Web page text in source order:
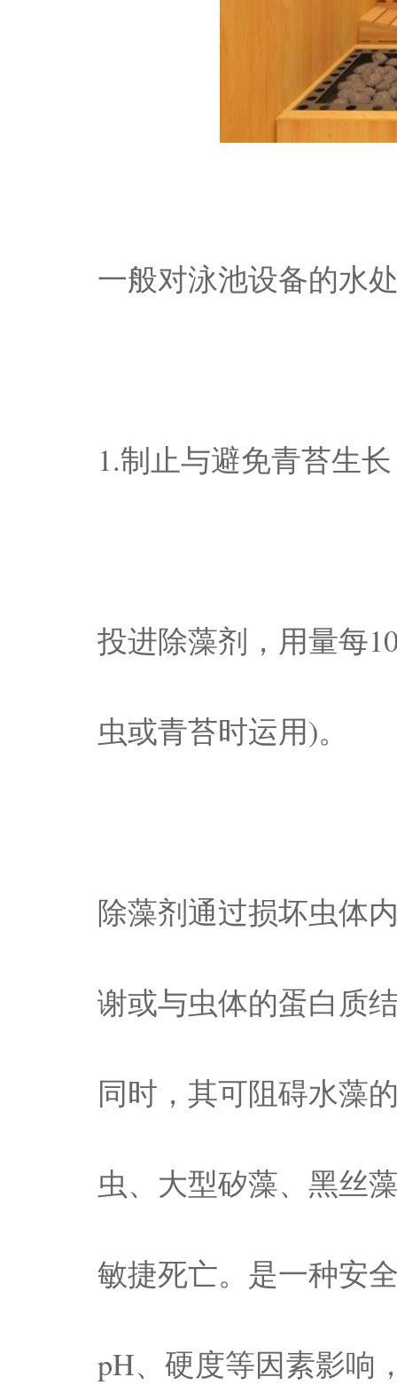
一般对泳池设备的水
1.制止与避免青苔生长
投进除藻剂，用量每
虫或青苔时运用)。
除藻剂通过损坏虫体
谢或与虫体的蛋白质
同时，其可阻碍水藻
虫、大型矽藻、黑丝
敏捷死亡。是一种安
pH、硬度等因素影响